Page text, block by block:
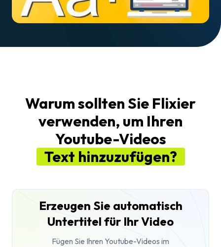
Warum sollten Sie Flixier
verwenden, um Ihren
Youtube-Videos
Text hinzuzufügen?
Erzeugen Sie automatisch
Untertitel für Ihr Video
Fügen Sie Ihren Youtube-Videos im